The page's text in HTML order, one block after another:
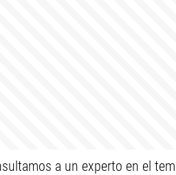
a un experto en el